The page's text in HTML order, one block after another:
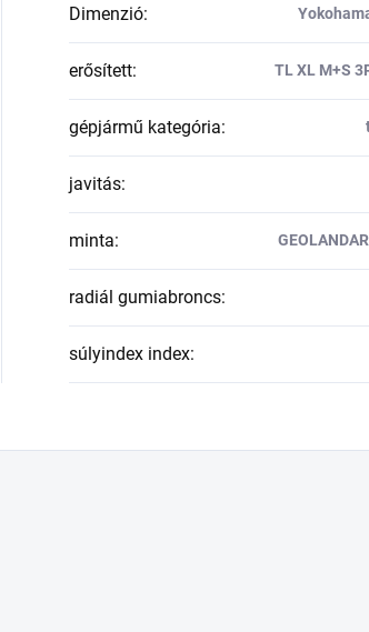
Dimenzió:
erősített: TL XL M+S
gépjármű kategória:
javitás:
minta:
radiál gumiabroncs:
súlyindex index: